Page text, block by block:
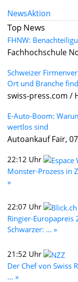
NewsAktion
Top News
FHNW:
Fachhochschule
Schweizer
Ort und Branche
swiss-press.com /
E-Auto-Boom:
wertlos sind
Autoankauf Fair,
22:12 Uhr
Monster-Prozess in
»
22:07 Uhr
Ringier-
Schwarzer: ... »
21:52 Uhr
Der Chef von Swiss
... »